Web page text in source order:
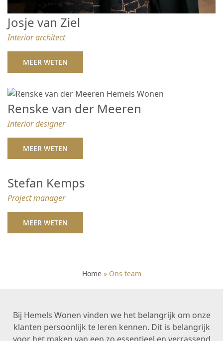
Josje van Ziel
Interior architect
MEER WETEN
Renske van der Meeren
Interior designer
MEER WETEN
Stefan Kemps
Project manager
MEER WETEN
Home» Ons team
Bij Hemels Wonen vinden we het belangrijk om onze
klanten persoonlijk te leren kennen. Dit is belangrijk